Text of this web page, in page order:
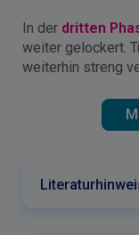
In der dritten
weiter gelockert.
weiterhin streng